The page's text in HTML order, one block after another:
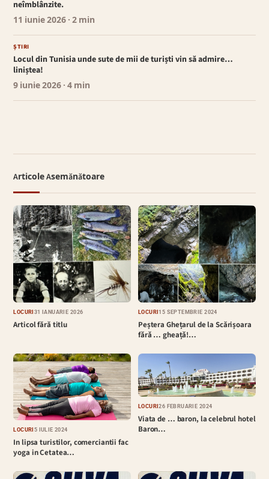
neîmblânzite.
11 iunie 2026 · 2 min
ȘTIRI
Locul din Tunisia unde sute de mii de turiști vin să admire…
liniștea!
9 iunie 2026 · 4 min
Articole Asemănătoare
LOCURI 31 IANUARIE 2026
Articol fără titlu
LOCURI15 SEPTEMBRIE 2024
Peștera Ghețarul de la Scărișoara
fǎrǎ … gheațǎ!…
LOCURI 5 IULIE 2024
In lipsa turistilor, comerciantii fac
yoga in Cetatea…
LOCURI26 FEBRUARIE 2024
Viata de … baron, la celebrul hotel
Baron…